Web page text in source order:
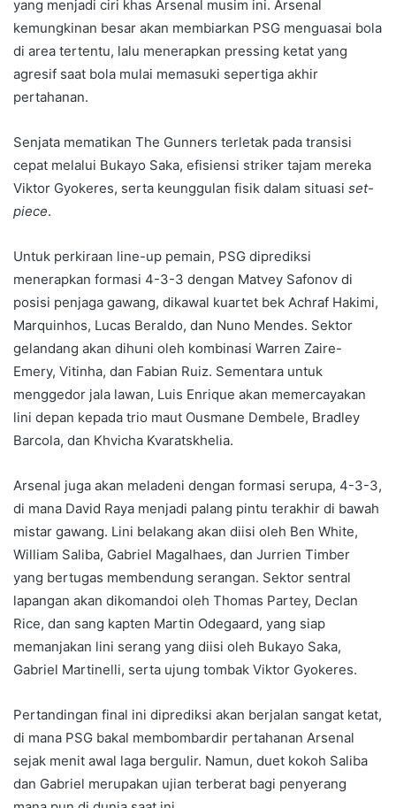
yang menjadi ciri khas Arsenal musim ini. Arsenal
kemungkinan besar akan membiarkan PSG menguasai bola
di area tertentu, lalu menerapkan pressing ketat yang
agresif saat bola mulai memasuki sepertiga akhir
pertahanan.
Senjata mematikan The Gunners terletak pada transisi
cepat melalui Bukayo Saka, efisiensi striker tajam mereka
Viktor Gyokeres, serta keunggulan fisik dalam situasi set-
piece.
Untuk perkiraan line-up pemain, PSG diprediksi
menerapkan formasi 4-3-3 dengan Matvey Safonov di
posisi penjaga gawang, dikawal kuartet bek Achraf Hakimi,
Marquinhos, Lucas Beraldo, dan Nuno Mendes. Sektor
gelandang akan dihuni oleh kombinasi Warren Zaire-
Emery, Vitinha, dan Fabian Ruiz. Sementara untuk
menggedor jala lawan, Luis Enrique akan memercayakan
lini depan kepada trio maut Ousmane Dembele, Bradley
Barcola, dan Khvicha Kvaratskhelia.
Arsenal juga akan meladeni dengan formasi serupa, 4-3-3,
di mana David Raya menjadi palang pintu terakhir di bawah
mistar gawang. Lini belakang akan diisi oleh Ben White,
William Saliba, Gabriel Magalhaes, dan Jurrien Timber
yang bertugas membendung serangan. Sektor sentral
lapangan akan dikomandoi oleh Thomas Partey, Declan
Rice, dan sang kapten Martin Odegaard, yang siap
memanjakan lini serang yang diisi oleh Bukayo Saka,
Gabriel Martinelli, serta ujung tombak Viktor Gyokeres.
Pertandingan final ini diprediksi akan berjalan sangat ketat,
di mana PSG bakal membombardir pertahanan Arsenal
sejak menit awal laga bergulir. Namun, duet kokoh Saliba
dan Gabriel merupakan ujian terberat bagi penyerang